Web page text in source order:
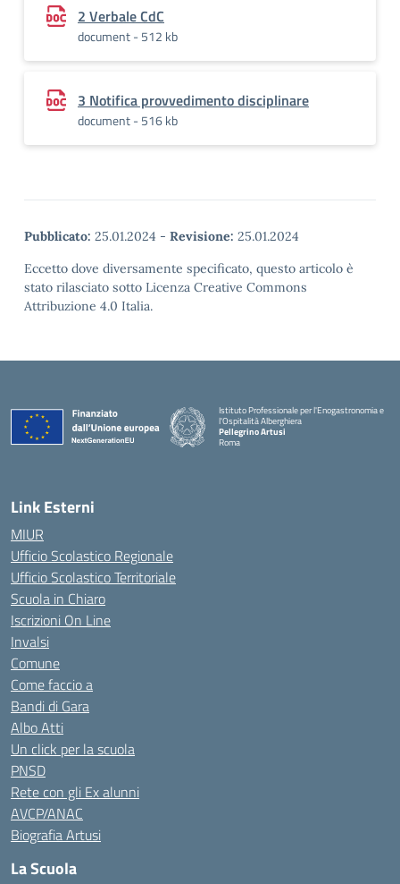
2 Verbale CdC
document - 512 kb
3 Notifica provvedimento disciplinare
document - 516 kb
Pubblicato: 25.01.2024 - Revisione: 25.01.2024
Eccetto dove diversamente specificato, questo articolo è
stato rilasciato sotto Licenza Creative Commons
Attribuzione 4.0 Italia.
Istituto Professionale per l'Enogastronomia e
l'Ospitalità Alberghiera
Pellegrino Artusi
Roma
Link Esterni
MIUR
Ufficio Scolastico Regionale
Ufficio Scolastico Territoriale
Scuola in Chiaro
Iscrizioni On Line
Invalsi
Comune
Come faccio a
Bandi di Gara
Albo Atti
Un click per la scuola
PNSD
Rete con gli Ex alunni
AVCP/ANAC
Biografia Artusi
La Scuola